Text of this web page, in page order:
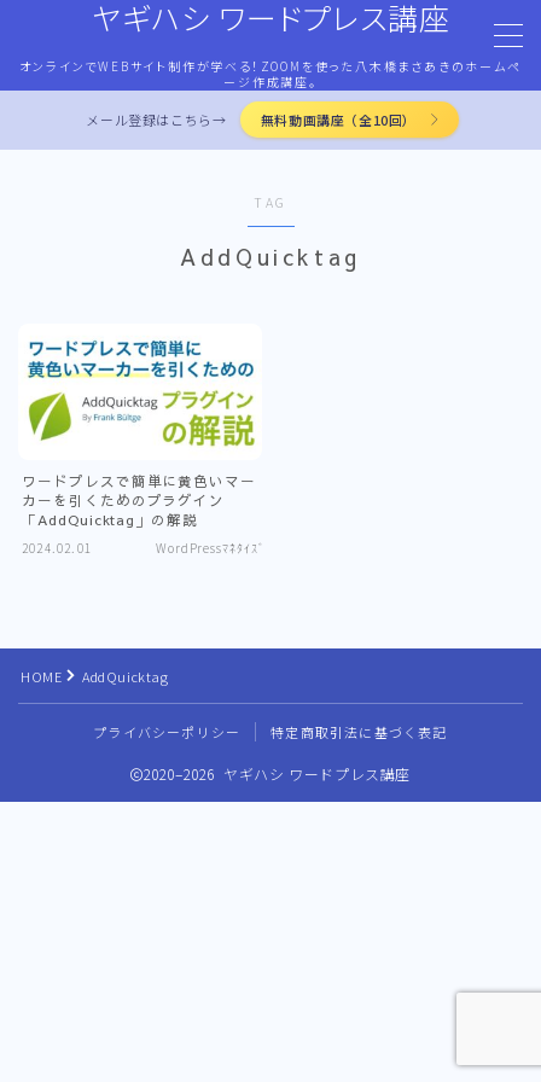
ヤギハシ ワードプレス講座
オンラインでWEBサイト制作が学べる！ZOOMを使った八木橋まさあきのホームペ
ージ作成講座。
MENU
LP作成術
PROFILE
お問合せ
メール登録はこちら→ 無料動画講座（全10回）
TAG
AddQuicktag
ワードプレスで簡単に黄色いマー
カーを引くためのプラグイン
「AddQuicktag」の解説
2024.02.01 WordPressﾏﾈﾀｲｽﾞ
HOME AddQuicktag
プライバシーポリシー 特定商取引法に基づく表記
2020–2026 ヤギハシ ワードプレス講座